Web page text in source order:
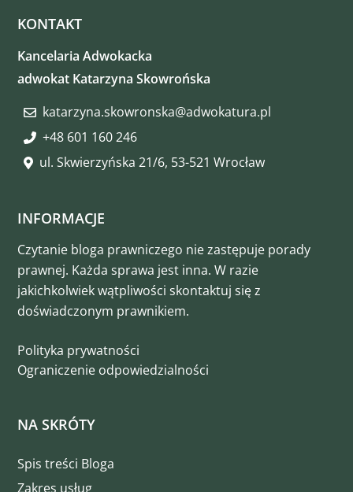
e
b
o
o
k
er
dI
n p
p
KONTAKT
Kancelaria Adwokacka
adwokat Katarzyna Skowrońska
katarzyna.skowronska@adwokatura.pl
+48 601 160 246
ul. Skwierzyńska 21/6, 53-521 Wrocław
INFORMACJE
Czytanie bloga prawniczego nie zastępuje porady
prawnej. Każda sprawa jest inna. W razie
jakichkolwiek wątpliwości skontaktuj się z
doświadczonym prawnikiem.
Polityka prywatności
Ograniczenie odpowiedzialności
NA SKRÓTY
Spis treści Bloga
Zakres usług